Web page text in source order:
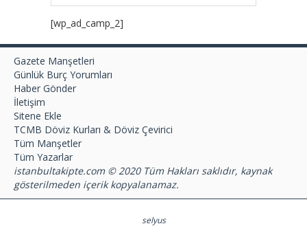
[wp_ad_camp_2]
Gazete Manşetleri
Günlük Burç Yorumları
Haber Gönder
İletişim
Sitene Ekle
TCMB Döviz Kurları & Döviz Çevirici
Tüm Manşetler
Tüm Yazarlar
istanbultakipte.com © 2020 Tüm Hakları saklıdır, kaynak
gösterilmeden içerik kopyalanamaz.
selyus